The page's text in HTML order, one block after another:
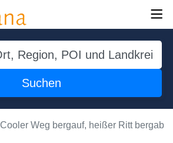
Suchen
Cooler Weg bergauf, heißer Ritt bergab